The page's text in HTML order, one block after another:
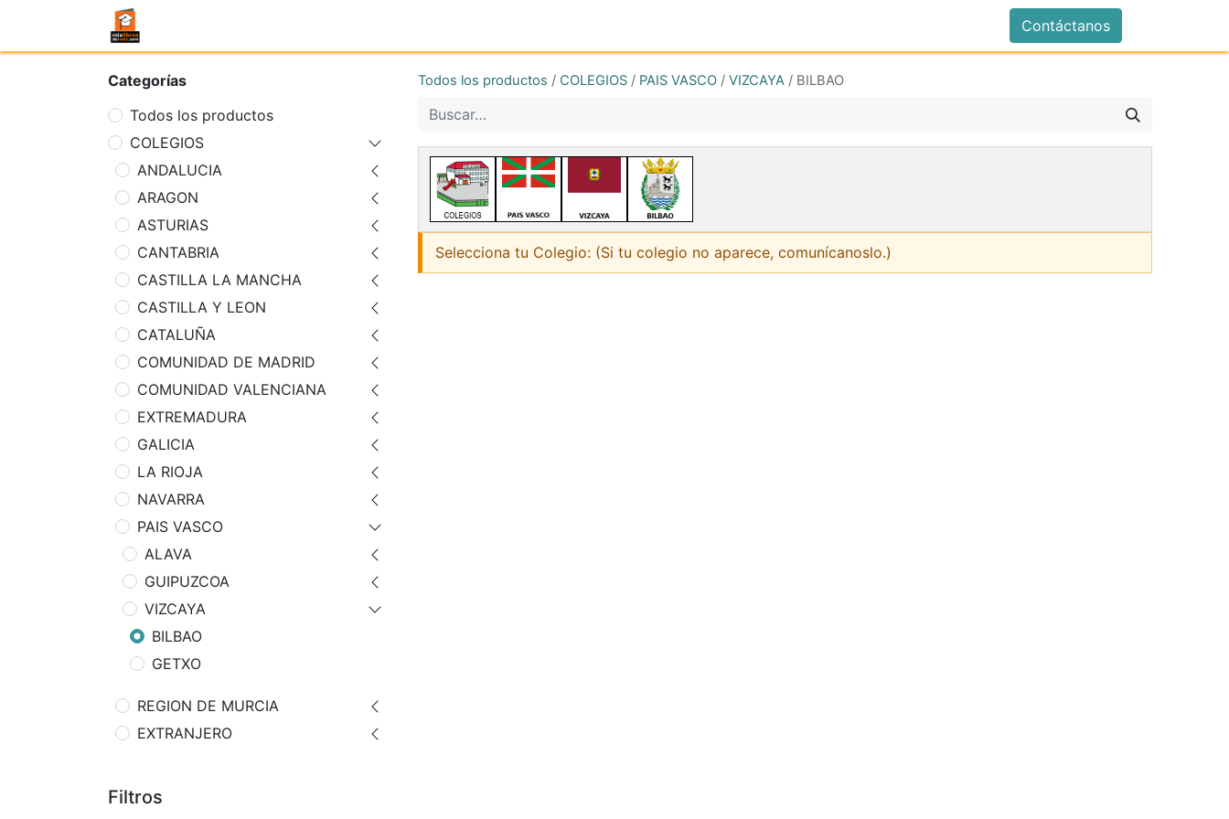
Contáctanos
Categorías
Todos los productos
COLEGIOS
ANDALUCIA
ARAGON
ASTURIAS
CANTABRIA
CASTILLA LA MANCHA
CASTILLA Y LEON
CATALUÑA
COMUNIDAD DE MADRID
COMUNIDAD VALENCIANA
EXTREMADURA
GALICIA
LA RIOJA
NAVARRA
PAIS VASCO
ALAVA
GUIPUZCOA
VIZCAYA
BILBAO
GETXO
REGION DE MURCIA
EXTRANJERO
Filtros
Todos los productos / COLEGIOS / PAIS VASCO / VIZCAYA / BILBAO
Selecciona tu Colegio: (Si tu colegio no aparece, comunícanoslo.)